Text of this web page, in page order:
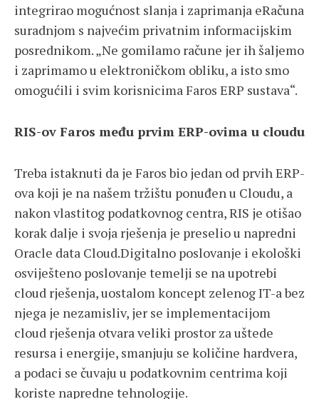
integrirao mogućnost slanja i zaprimanja eRačuna
suradnjom s najvećim privatnim informacijskim
posrednikom. „Ne gomilamo račune jer ih šaljemo
i zaprimamo u elektroničkom obliku, a isto smo
omogućili i svim korisnicima Faros ERP sustava“.
RIS-ov Faros među prvim ERP-ovima u cloudu
Treba istaknuti da je Faros bio jedan od prvih ERP-
ova koji je na našem tržištu ponuđen u Cloudu, a
nakon vlastitog podatkovnog centra, RIS je otišao
korak dalje i svoja rješenja je preselio u napredni
Oracle data Cloud.Digitalno poslovanje i ekološki
osviješteno poslovanje temelji se na upotrebi
cloud rješenja, uostalom koncept zelenog IT-a bez
njega je nezamisliv, jer se implementacijom
cloud rješenja otvara veliki prostor za uštede
resursa i energije, smanjuju se količine hardvera,
a podaci se čuvaju u podatkovnim centrima koji
koriste napredne tehnologije.